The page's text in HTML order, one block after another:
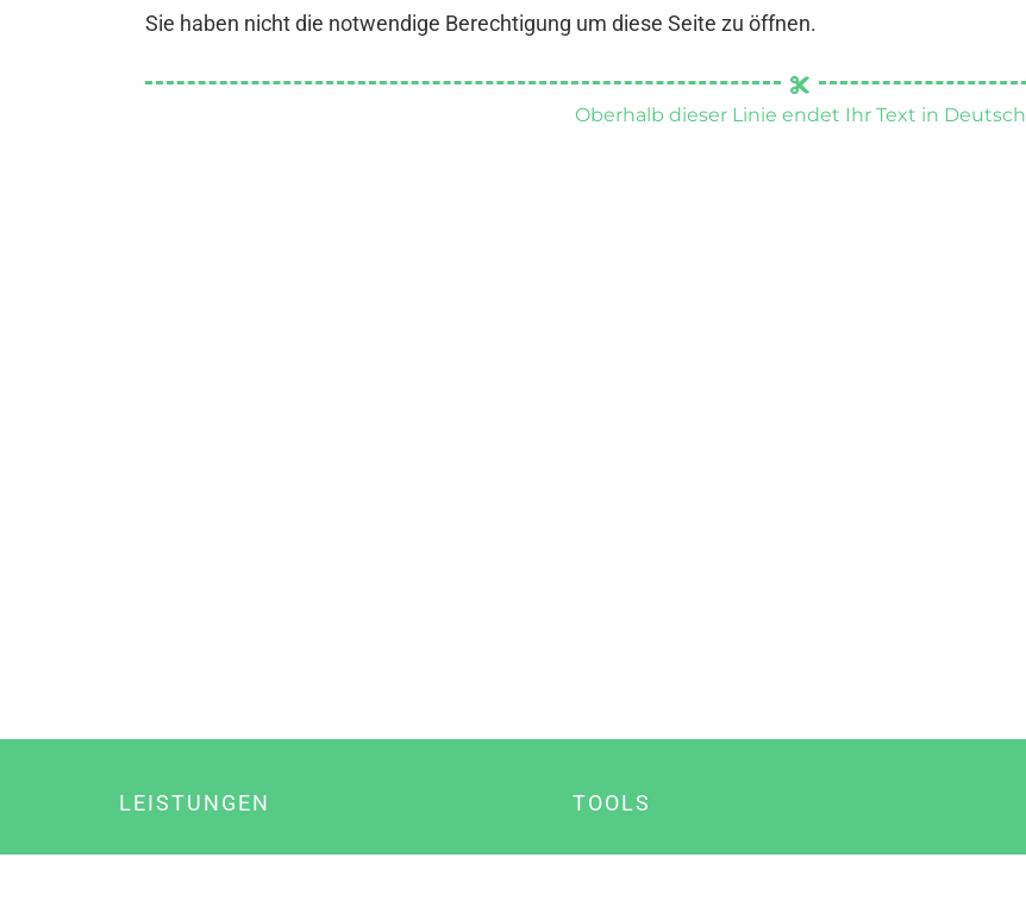
Sie haben nicht die notwendige Berechtigung um diese Seite zu öffnen.
Oberhalb dieser Linie endet Ihr Text in Deutsch
LEISTUNGEN TOOLS